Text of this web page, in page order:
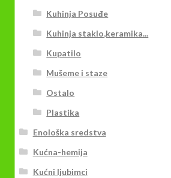
Kuhinja Posuđe
Kuhinja staklo,keramika...
Kupatilo
Mušeme i staze
Ostalo
Plastika
Enološka sredstva
Kućna-hemija
Kućni ljubimci